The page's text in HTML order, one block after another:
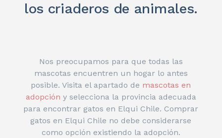
los criaderos de animales.
Nos preocupamos para que todas las
mascotas encuentren un hogar lo antes
posible. Visita el apartado de mascotas en
adopción y selecciona la provincia adecuada
para encontrar gatos en Elqui Chile. Comprar
gatos en Elqui Chile no debe considerarse
como opción existiendo la adopción.